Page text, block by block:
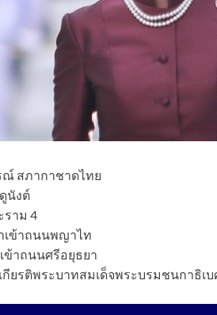
ณ์ สภากาชาดไทย
นังต์
ราม 4
เข้าถนนพญาไท
ข้าถนนศรีอยุธยา
กียรติพระบาทสมเด็จพระบรมชนกาธิ